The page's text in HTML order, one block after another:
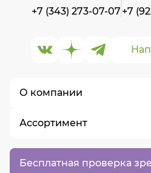
Бесплатная проверка
О компании
О нас
Контакты
Вакансии
Ассортимент
+7 (343) 273-07-07 +7